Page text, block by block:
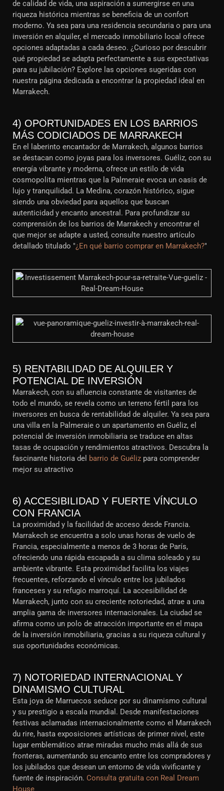
de calidad de vida, una aspiración a sumergirse en una
riqueza histórica mientras se beneficia de un confort
moderno. Ya sea para una residencia secundaria o para una
inversión en alquiler, el mercado inmobiliario local ofrece
opciones adaptadas a cada deseo. ¿Curioso por descubrir
qué propiedad se adapta perfectamente a sus expectativas
para su jubilación? Explore las opciones sugeridas con
nuestra página dedicada a encontrar la propiedad ideal en
Marrakech.
4) OPORTUNIDADES EN LOS BARRIOS
MÁS CODICIADOS DE MARRAKECH
En el laberinto encantador de Marrakech, algunos barrios
se destacan como joyas para los inversores. Guéliz, con su
energía vibrante y moderna, ofrece un estilo de vida
cosmopolita mientras que la Palmeraie evoca un oasis de
lujo y tranquilidad. La Medina, corazón histórico, sigue
siendo una obviedad para aquellos que buscan
autenticidad y encanto ancestral. Para profundizar su
comprensión de los barrios de Marrakech y encontrar el
que mejor se adapte a usted, consulte nuestro artículo
detallado titulado "¿En qué barrio comprar en Marrakech?"
5) RENTABILIDAD DE ALQUILER Y
POTENCIAL DE INVERSIÓN
Marrakech, con su afluencia constante de visitantes de
todo el mundo, se revela como un terreno fértil para los
inversores en busca de rentabilidad de alquiler. Ya sea para
una villa en la Palmeraie o un apartamento en Guéliz, el
potencial de inversión inmobiliaria se traduce en altas
tasas de ocupación y rendimientos atractivos. Descubra la
fascinante historia del barrio de Guéliz para comprender
mejor su atractivo
6) ACCESIBILIDAD Y FUERTE VÍNCULO
CON FRANCIA
La proximidad y la facilidad de acceso desde Francia.
Marrakech se encuentra a solo unas horas de vuelo de
Francia, especialmente a menos de 3 horas de París,
ofreciendo una rápida escapada a su clima soleado y su
ambiente vibrante. Esta proximidad facilita los viajes
frecuentes, reforzando el vínculo entre los jubilados
franceses y su refugio marroquí. La accesibilidad de
Marrakech, junto con su creciente notoriedad, atrae a una
amplia gama de inversores internacionales. La ciudad se
afirma como un polo de atracción importante en el mapa
de la inversión inmobiliaria, gracias a su riqueza cultural y
sus oportunidades económicas.
7) NOTORIEDAD INTERNACIONAL Y
DINAMISMO CULTURAL
Esta joya de Marruecos seduce por su dinamismo cultural
y su prestigio a escala mundial. Desde manifestaciones
festivas aclamadas internacionalmente como el Marrakech
du rire, hasta exposiciones artísticas de primer nivel, este
lugar emblemático atrae miradas mucho más allá de sus
fronteras, aumentando su encanto entre los compradores y
los jubilados que desean un entorno de vida vivificante y
fuente de inspiración. Consulta gratuita con Real Dream
House